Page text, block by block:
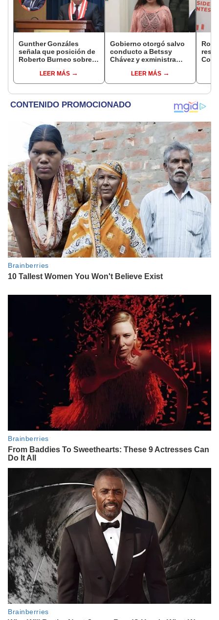
Gunther Gonzáles
señala que posición de
Roberto Burneo sobre
Aliaga no representan al
JNE
LEER MÁS
Gobierno otorgó salvo
conducto a Betssy
Chávez y exministra
madrugadaLEER MÁS